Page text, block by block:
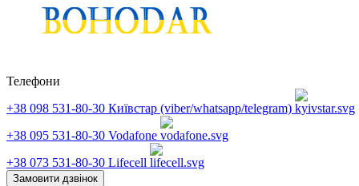
Телефони
+38 098 531-80-30 Київстар (viber/whatsapp/telegram)
+38 095 531-80-30 Vodafone
+38 073 531-80-30 Lifecell
Замовити дзвінок